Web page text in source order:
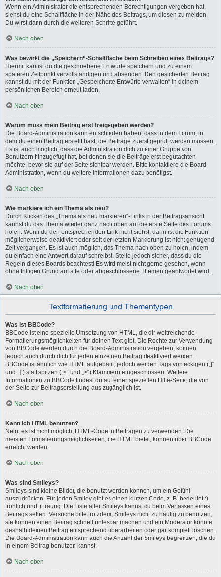
Wenn ein Administrator die entsprechenden Berechtigungen vergeben hat,
siehst du eine Schaltfläche in der Nähe des Beitrags, um diesen zu melden.
Du wirst dann durch die weiteren Schritte geführt.
Nach oben
Was bewirkt die „Speichern“-Schaltfläche beim Schreiben eines Beitrags?
Hiermit kannst du die geschriebene Entwürfe speichern und zu einem
späteren Zeitpunkt vervollständigen und absenden. Den gesicherten Beitrag
kannst du mit der Funktion „Gespeicherte Entwürfe verwalten“ in deinem
persönlichen Bereich erneut laden.
Nach oben
Warum muss mein Beitrag erst freigegeben werden?
Die Board-Administration kann entschieden haben, dass in dem Forum, in
dem du einen Beitrag erstellt hast, die Beiträge zuerst geprüft werden müssen.
Es ist auch möglich, dass die Administration dich zu einer Gruppe von
Benutzern hinzugefügt hat, bei denen sie die Beiträge erst begutachten
möchte, bevor sie auf der Seite sichtbar werden. Bitte kontaktiere die Board-
Administration, wenn du weitere Informationen dazu benötigst.
Nach oben
Wie markiere ich ein Thema als neu?
Durch Klicken des „Thema als neu markieren“-Links in der Beitragsansicht
kannst du das Thema wieder ganz nach oben auf die erste Seite des Forums
holen. Wenn du den entsprechenden Link nicht siehst, dann ist die Funktion
möglicherweise deaktiviert oder seit der letzten Markierung ist nicht genügend
Zeit vergangen. Es ist auch möglich, das Thema nach oben zu holen, indem
du einfach eine Antwort darauf schreibst. Stelle jedoch sicher, dass du die
Regeln dieses Boards beachtest! Es wird meist nicht gerne gesehen, wenn
ohne triftigen Grund auf alte oder abgeschlossene Themen geantwortet wird.
Nach oben
Textformatierung und Thementypen
Was ist BBCode?
BBCode ist eine spezielle Umsetzung von HTML, die dir weitreichende
Formatierungsmöglichkeiten für deinen Text gibt. Die Rechte zur Verwendung
von BBCode werden durch die Board-Administration vergeben, können
jedoch auch durch dich für jeden einzelnen Beitrag deaktiviert werden.
BBCode ist ähnlich wie HTML aufgebaut, jedoch werden Tags von eckigen („[“
und „]“) statt spitzen („<“ und „>“) Klammern eingeschlossen. Weitere
Informationen zu BBCode findest du auf einer speziellen Hilfe-Seite, die von
der Seite zur Beitragserstellung aus zugänglich ist.
Nach oben
Kann ich HTML benutzen?
Nein, es ist nicht möglich, HTML-Code in Beiträgen zu verwenden. Die
meisten Formatierungsmöglichkeiten, die HTML bietet, können über BBCode
erreicht werden.
Nach oben
Was sind Smileys?
Smileys sind kleine Bilder, die benutzt werden können, um ein Gefühl
auszudrücken. Für jeden Smiley gibt es einen kurzen Code, z. B. bedeutet :)
fröhlich und :( traurig. Die Liste aller Smileys kannst du beim Verfassen eines
Beitrags sehen. Versuche bitte trotzdem, Smileys nicht zu häufig zu benutzen,
sie können einen Beitrag schnell unlesbar machen und ein Moderator könnte
deshalb deinen Beitrag entsprechend überarbeiten oder gar komplett löschen.
Die Board-Administration kann auch die Anzahl der Smileys begrenzen, die du
in einem Beitrag benutzen kannst.
Nach oben